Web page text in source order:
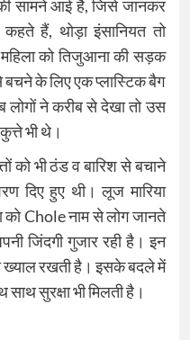
सामने आई है, जिसे जानकर
हैं, थोड़ा इंसानियत तो
को तिजुआना की सड़क
के लिए एक प्लास्टिक बैग
लोगों ने करीब से देखा तो उस
भी थे।
को भी ठंड व बारिश से बचाने
दिए हुए थी। लूज मारिया
को Chole नाम से लोग जानते
जिंदगी गुजार रही है। इन
ख्याल रखती है। इसके बदले में
सुरक्षा भी मिलती है।